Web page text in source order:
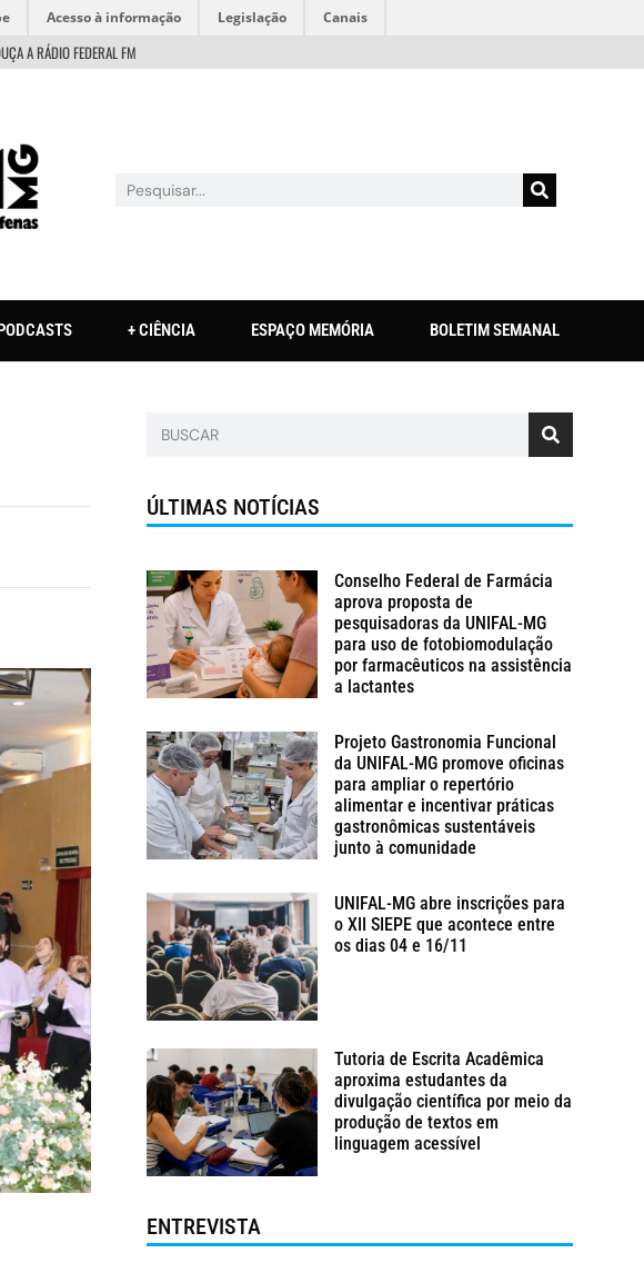
Acesso à informação Legislação Canais
A RÁDIO FEDERAL FM
+ CIÊNCIA ESPAÇO MEMÓRIA BOLETIM SEMANAL
ÚLTIMAS NOTÍCIAS
Conselho Federal de Farmácia
aprova proposta de
pesquisadoras da UNIFAL-MG
para uso de fotobiomodulação
por farmacêuticos na assistência
a lactantes
Projeto Gastronomia Funcional
da UNIFAL-MG promove oficinas
para ampliar o repertório
alimentar e incentivar práticas
gastronômicas sustentáveis
junto à comunidade
UNIFAL-MG abre inscrições para
o XII SIEPE que acontece entre
os dias 04 e 16/11
Tutoria de Escrita Acadêmica
aproxima estudantes da
divulgação científica por meio da
produção de textos em
linguagem acessível
ENTREVISTA